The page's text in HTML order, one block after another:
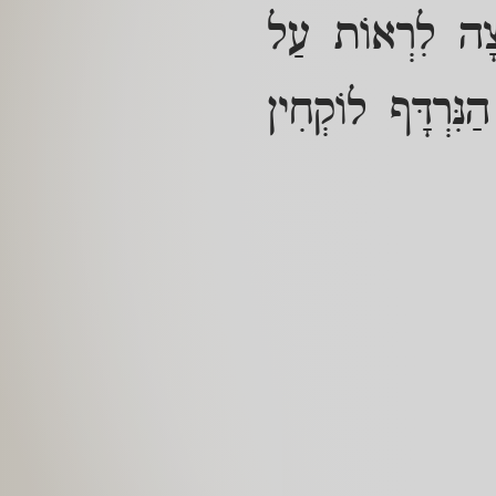
לִרְאוֹת עַל
לוֹקְחִין